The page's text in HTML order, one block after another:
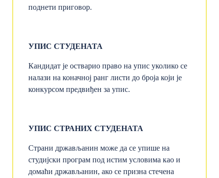
поднети приговор.
УПИС СТУДЕНАТА
Кандидат је остварио право на упис уколико се
налази на коначној ранг листи до броја који је
конкурсом предвиђен за упис.
УПИС СТРАНИХ СТУДЕНАТА
Страни држављанин може да се упише на
студијски програм под истим условима као и
домаћи држављанин, ако се призна стечена